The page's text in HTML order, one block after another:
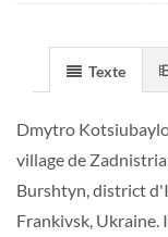
Texte
Dmytro
village de
Burshtyn, district
Frankivsk, Ukraine.